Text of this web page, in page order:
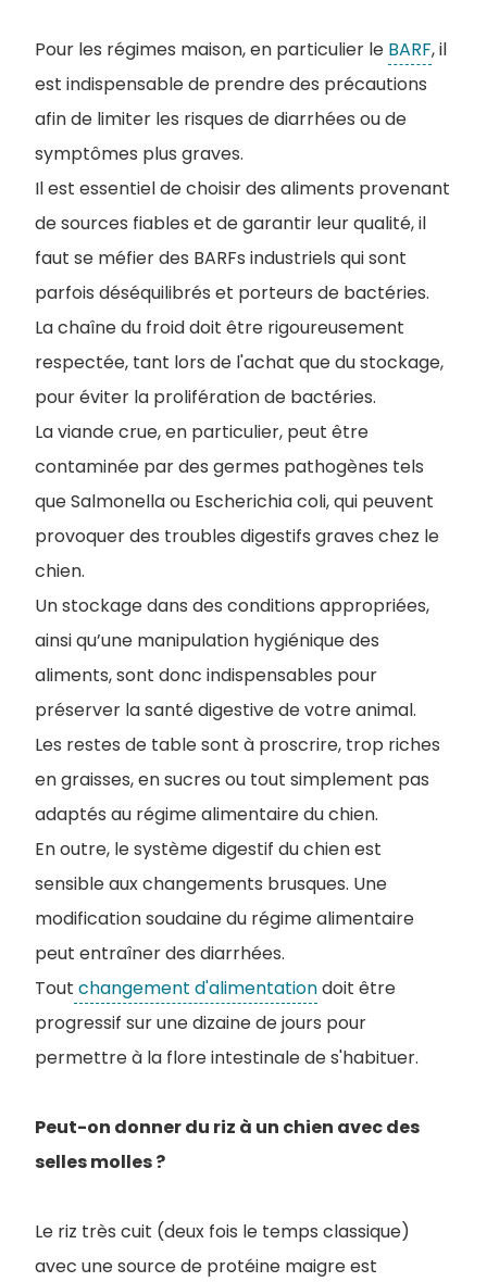
Pour les régimes maison, en particulier le BARF, il
est indispensable de prendre des précautions
afin de limiter les risques de diarrhées ou de
symptômes plus graves.
Il est essentiel de choisir des aliments provenant
de sources fiables et de garantir leur qualité, il
faut se méfier des BARFs industriels qui sont
parfois déséquilibrés et porteurs de bactéries.
La chaîne du froid doit être rigoureusement
respectée, tant lors de l'achat que du stockage,
pour éviter la prolifération de bactéries.
La viande crue, en particulier, peut être
contaminée par des germes pathogènes tels
que Salmonella ou Escherichia coli, qui peuvent
provoquer des troubles digestifs graves chez le
chien.
Un stockage dans des conditions appropriées,
ainsi qu’une manipulation hygiénique des
aliments, sont donc indispensables pour
préserver la santé digestive de votre animal.
Les restes de table sont à proscrire, trop riches
en graisses, en sucres ou tout simplement pas
adaptés au régime alimentaire du chien.
En outre, le système digestif du chien est
sensible aux changements brusques. Une
modification soudaine du régime alimentaire
peut entraîner des diarrhées.
Tout changement d'alimentationdoit être
progressif sur une dizaine de jours pour
permettre à la flore intestinale de s'habituer.
Peut-on donner du riz à un chien avec des
selles molles ?
Le riz très cuit (deux fois le temps classique)
avec une source de protéine maigre est